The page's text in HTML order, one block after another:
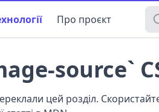
Про проєкт
source`
цей розділ.